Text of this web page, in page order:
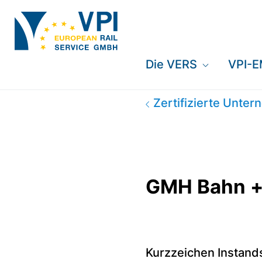
Die VERS VPI-
Zertifizierte
GMH Bahn +
GMH Bahn
Kurzzeichen